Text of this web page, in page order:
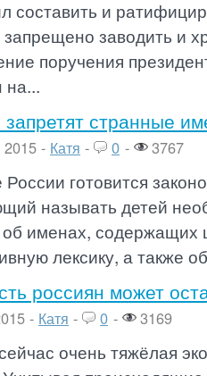
составить и
заводить и
поручения
на...
странные
- Катя - 0 - 3767
готовится
называть детей
об именах,
лексику, а также
россиян может
- Катя - 0 - 3169
очень тяжёлая